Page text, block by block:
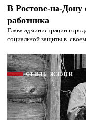
В Ростове-на-Дону
работника
Глава администрации
социальной защиты в
СТИЛЬ ЖИЗНИ